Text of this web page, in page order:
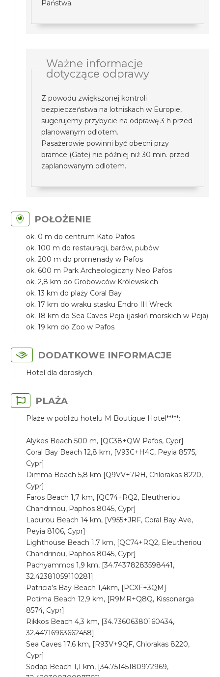
Państwa.
Ważne informacje
dotyczące odprawy
Z powodu zwiększonej kontroli
bezpieczeństwa na lotniskach w Europie,
sugerujemy przybycie na odprawę 3 h przed
planowanym odlotem.
Pasażerowie powinni być obecni przy
bramce (Gate) nie później niż 30 min. przed
zaplanowanym odlotem.
POŁOŻENIE
ok. 0 m do centrum Kato Pafos
ok. 100 m do restauracji, barów, pubów
ok. 200 m do promenady w Pafos
ok. 600 m Park Archeologiczny Neo Pafos
ok. 2,8 km do Grobowców Królewskich
ok. 13 km do plaży Coral Bay
ok. 17 km do wraku stasku Endro III Wreck
ok. 18 km do Sea Caves Peja (jaskiń morskich w Peja)
ok. 19 km do Zoo w Pafos
DODATKOWE INFORMACJE
Hotel dla dorosłych.
PLAŻA
Plaże w pobliżu hotelu M Boutique Hotel*****:
Alykes Beach 500 m, [QC38+QW Pafos, Cypr]
Coral Bay Beach 12,8 km, [V93C+H4C, Peyia 8575,
Cypr]
Dimma Beach 5,8 km [Q9VV+7RH, Chlorakas 8220,
Cypr]
Faros Beach 1,7 km, [QC74+RQ2, Eleutheriou
Chandrinou, Paphos 8045, Cypr]
Laourou Beach 14 km, [V955+JRF, Coral Bay Ave,
Peyia 8106, Cypr]
Lighthouse Beach 1,7 km, [QC74+RQ2, Eleutheriou
Chandrinou, Paphos 8045, Cypr]
Pachyammos 1,9 km, [34.74378283598441,
32.42381059110281]
Patricia’s Bay Beach 1,4km, [PCXF+3QM]
Potima Beach 12,9 km, [R9MR+Q8Q, Kissonerga
8574, Cypr]
Rikkos Beach 4,3 km, [34.73606380160434,
32.44716963662458]
Sea Caves 17,6 km, [R93V+9QF, Chlorakas 8220,
Cypr]
Sodap Beach 1,1 km, [34.75145180972969,